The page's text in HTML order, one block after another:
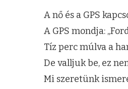
A nő és a GPS
A GPS mondja:
Tíz perc múlva a
De valljuk be, ez
Mi szeretünk